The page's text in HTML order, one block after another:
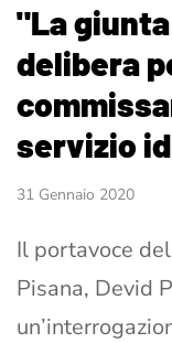
"La
delibera
servizio
31 Gennaio 2020
Il portavoce
Pisana, Devid